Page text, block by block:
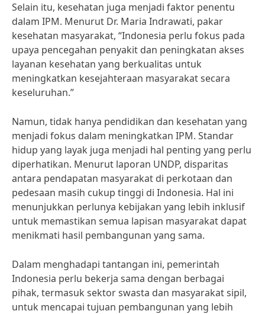
Selain itu, kesehatan juga menjadi faktor penentu
dalam IPM. Menurut Dr. Maria Indrawati, pakar
kesehatan masyarakat, “Indonesia perlu fokus pada
upaya pencegahan penyakit dan peningkatan akses
layanan kesehatan yang berkualitas untuk
meningkatkan kesejahteraan masyarakat secara
keseluruhan.”
Namun, tidak hanya pendidikan dan kesehatan yang
menjadi fokus dalam meningkatkan IPM. Standar
hidup yang layak juga menjadi hal penting yang perlu
diperhatikan. Menurut laporan UNDP, disparitas
antara pendapatan masyarakat di perkotaan dan
pedesaan masih cukup tinggi di Indonesia. Hal ini
menunjukkan perlunya kebijakan yang lebih inklusif
untuk memastikan semua lapisan masyarakat dapat
menikmati hasil pembangunan yang sama.
Dalam menghadapi tantangan ini, pemerintah
Indonesia perlu bekerja sama dengan berbagai
pihak, termasuk sektor swasta dan masyarakat sipil,
untuk mencapai tujuan pembangunan yang lebih